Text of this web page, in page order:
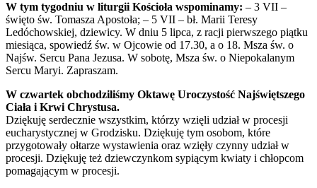
W tym tygodniu w liturgii Kościoła wspominamy: – 3 VII –
święto św. Tomasza Apostoła; – 5 VII – bł. Marii Teresy
Ledóchowskiej, dziewicy. W dniu 5 lipca, z racji pierwszego piątku
miesiąca, spowiedź św. w Ojcowie od 17.30, a o 18. Msza św. o
Najśw. Sercu Pana Jezusa. W sobotę, Msza św. o Niepokalanym
Sercu Maryi. Zapraszam.
W czwartek obchodziliśmy Oktawę Uroczystość Najświętszego
Ciała i Krwi Chrystusa.
Dziękuję serdecznie wszystkim, którzy wzięli udział w procesji
eucharystycznej w Grodzisku. Dziękuję tym osobom, które
przygotowały ołtarze wystawienia oraz wzięły czynny udział w
procesji. Dziękuję też dziewczynkom sypiącym kwiaty i chłopcom
pomagającym w procesji.